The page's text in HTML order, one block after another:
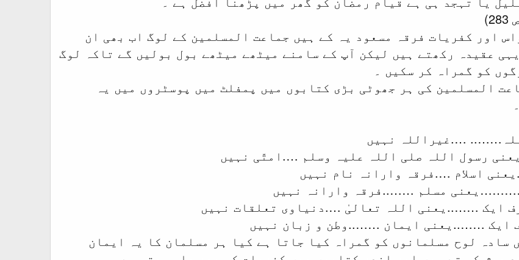
اور کفریات فرقہ مسعود یہ کے ہیں جماعت المسلمین کے لوگ اب بھی ان
عقیدہ رکھتے ہیں لیکن آپ کے سامنے میٹھے میٹھے بول بولیں گے تاکہ لوگ
کو گمراہ کر سکیں ۔
المسلمین کی ہر جھوٹی بڑی کتابوں میں پمفلٹ میں پوسٹروں میں یہ
….غیراللہ نہیں
رسول اللہ صلی اللہ علیہ وسلم ….امتّی نہیں
اسلام ….فرقہ وارانہ نام نہیں
مسلم ……..فرقہ وارانہ نہیں
ایک ……..یعنی اللہ تعالیٰ ….دنیاوی تعلقات نہیں
ایک ……..یعنی ایمان ……..وطن و زبان نہیں
سادہ لوح مسلمانوں کو گمراہ کیا جاتا ہے کیا ہر مسلمان کا یہ ایمان